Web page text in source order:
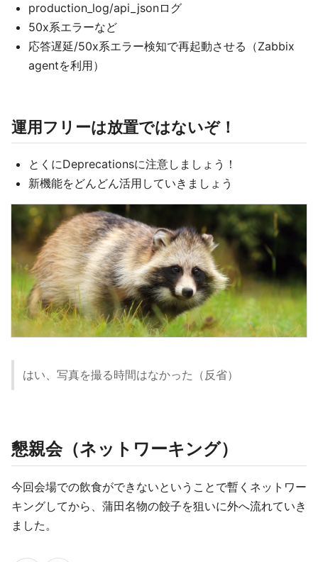
production_log/api_jsonログ
50x系エラーなど
応答遅延/50x系エラー検知で再起動させる（Zabbix
agentを利用）
運用フリーは放置ではないぞ！
とくにDeprecationsに注意しましょう！
新機能をどんどん活用していきましょう
はい、写真を撮る時間はなかった（反省）
懇親会（ネットワーキング）
今回会場での飲食ができないということで暫くネットワー
キングしてから、蒲田名物の餃子を狙いに外へ流れていき
ました。